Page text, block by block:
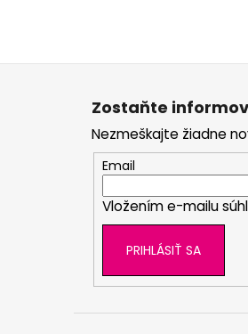
Zostaňte
Nezmeškajte žiadne
Email
Vložením e-mailu
PRIHLÁSIŤ SA